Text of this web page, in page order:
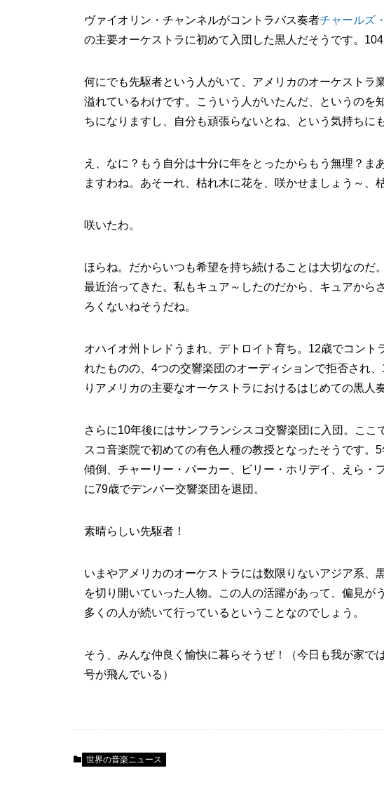
ヴァイオリン・チャンネルがコントラバス奏者チャールズ
の主要オーケストラに初めて入団した黒人だそうです。104
何にでも先駆者という人がいて、アメリカのオーケストラ
溢れているわけです。こういう人がいたんだ、というのを
ちになりますし、自分も頑張らないとね、という気持ちに
え、なに？もう自分は十分に年をとったからもう無理？ま
ますわね。あそーれ、枯れ木に花を、咲かせましょう～、
咲いたわ。
ほらね。だからいつも希望を持ち続けることは大切なのだ
最近治ってきた。私もキュア～したのだから、キュアから
ろくないねそうだね。
オハイオ州トレドうまれ、デトロイト育ち。12歳でコン
れたものの、4つの交響楽団のオーディションで拒否され
りアメリカの主要なオーケストラにおけるはじめての黒人
さらに10年後にはサンフランシスコ交響楽団に入団。こ
スコ音楽院で初めての有色人種の教授となったそうです。
傾倒、チャーリー・パーカー、ビリー・ホリデイ、えら・
に79歳でデンバー交響楽団を退団。
素晴らしい先駆者！
いまやアメリカのオーケストラには数限りないアジア系、
を切り開いていった人物。この人の活躍があって、偏見が
多くの人が続いて行っているということなのでしょう。
そう、みんな仲良く愉快に暮らそうぜ！（今日も我が家で
号が飛んでいる）
世界の音楽ニュース